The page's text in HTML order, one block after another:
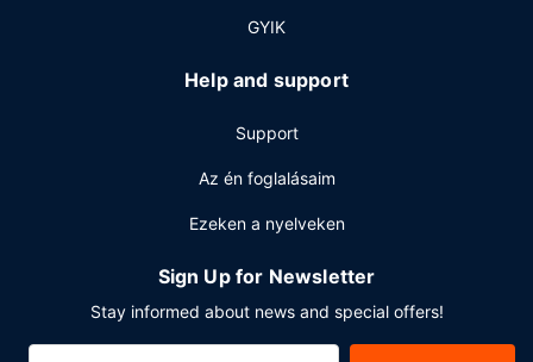
GYIK
Help and support
Support
Az én foglalásaim
Ezeken a nyelveken
Sign Up for Newsletter
Stay informed about news and special offers!